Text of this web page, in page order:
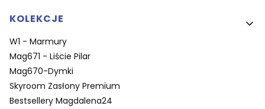
KOLEKCJE
W1 - Marmury
Mag671 - Liście Pilar
Mag670-Dymki
Skyroom Zasłony Premium
Bestsellery Magdalena24